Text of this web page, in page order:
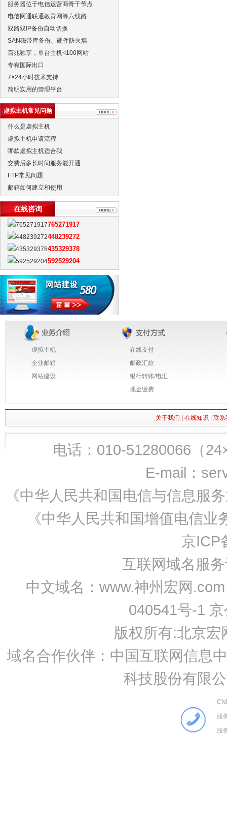
服务器位于电信运营商骨干节点
电信网通联通教育网等六线路
双路双IP备份自动切换
SAN磁带库备份、硬件防火墙
百兆独享，单台主机<100网站
专有国际出口
7×24小时技术支持
简明实用的管理平台
虚拟主机常见问题
什么是虚拟主机
虚拟主机申请流程
哪款虚拟主机适合我
交费后多长时间服务能开通
FTP常见问题
邮箱如何建立和使用
在线咨询
765271917
448239272
435329378
592529204
虚拟主机
企业邮箱
网站建设
在线支付
邮政汇款
银行转账/电汇
现金缴费
关于我们 在线知识 联系
电话：010-51280066（
E-mail：
《中华人民共和国电信与信息服
《中华人民共和国增值电信
京ICP
互联网域名服
中文域名：www.神州宏网
040541号-1
版权所有:北京宏
域名合作伙伴：中国互联网信息
科技股份有限
服
服